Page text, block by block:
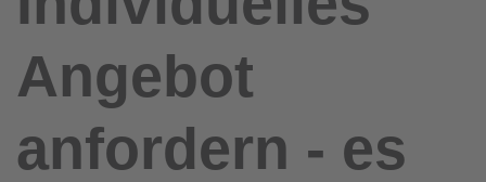
Angebot
anfordern - es